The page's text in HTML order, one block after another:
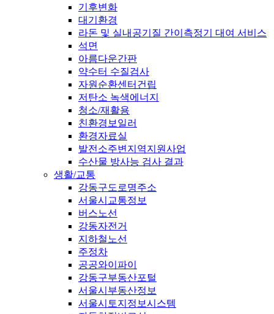
기후변화
대기환경
라돈 및 실내공기질 간이측정기 대여 서비스
석면
아름다운간판
약수터 수질검사
자원순환센터건립
저탄소 녹색에너지
청소/재활용
친환경보일러
환경자료실
발전소주변지역지원사업
수산물 방사능 검사 결과
생활/교통
강동구도로명주소
서울시교통정보
버스노선
강동자전거
지하철노선
주정차
공공와이파이
강동구부동산포털
서울시부동산정보
서울시토지정보시스템